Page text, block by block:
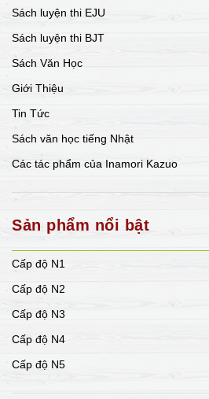
Sách luyện thi EJU
Sách luyện thi BJT
Sách Văn Học
Giới Thiệu
Tin Tức
Sách văn học tiếng Nhật
Các tác phẩm của Inamori Kazuo
Sản phẩm nổi bật
Cấp độ N1
Cấp độ N2
Cấp độ N3
Cấp độ N4
Cấp độ N5